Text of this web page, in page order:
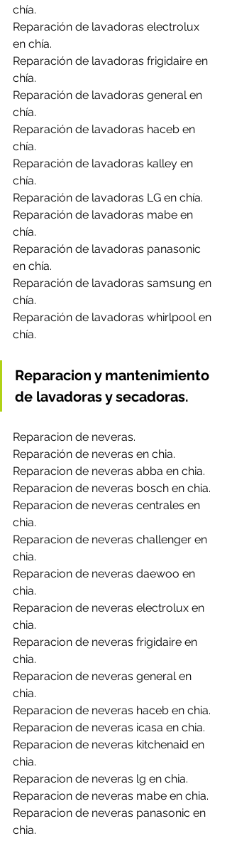
chía.
Reparación de lavadoras electrolux
en chía.
Reparación de lavadoras frigidaire en
chía.
Reparación de lavadoras general en
chía.
Reparación de lavadoras haceb en
chía.
Reparación de lavadoras kalley en
chía.
Reparación de lavadoras LG en chía.
Reparación de lavadoras mabe en
chía.
Reparación de lavadoras panasonic
en chía.
Reparación de lavadoras samsung en
chía.
Reparación de lavadoras whirlpool en
chía.
Reparacion y mantenimiento
de lavadoras y secadoras.
Reparacion de neveras.
Reparación de neveras en chia.
Reparacion de neveras abba en chia.
Reparacion de neveras bosch en chia.
Reparacion de neveras centrales en
chia.
Reparacion de neveras challenger en
chia.
Reparacion de neveras daewoo en
chia.
Reparacion de neveras electrolux en
chia.
Reparacion de neveras frigidaire en
chia.
Reparacion de neveras general en
chia.
Reparacion de neveras haceb en chia.
Reparacion de neveras icasa en chia.
Reparacion de neveras kitchenaid en
chia.
Reparacion de neveras lg en chia.
Reparacion de neveras mabe en chia.
Reparacion de neveras panasonic en
chia.